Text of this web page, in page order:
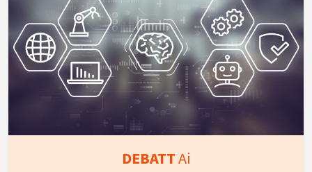
DEBATTAi